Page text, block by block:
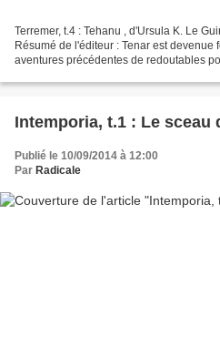
Terremer, t.4 : Tehanu , d'Ursula K. Le
Résumé de l'éditeur : Tenar est devenue
aventures précédentes de redoutables
Intemporia, t.1 : Le sceau
Publié le 10/09/2014 à 12:00
Par Radicale